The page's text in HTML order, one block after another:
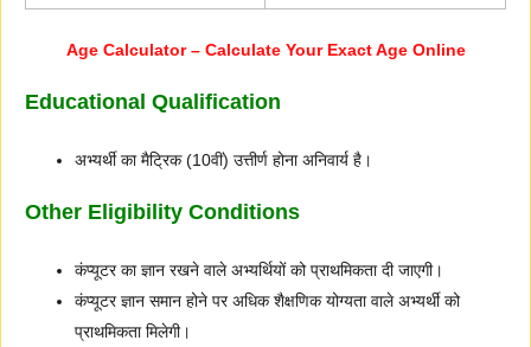
Age Calculator – Calculate Your Exact Age Online
Educational Qualification
अभ्यर्थी का मैट्रिक (10वीं) उत्तीर्ण होना अनिवार्य है।
Other Eligibility Conditions
कंप्यूटर का ज्ञान रखने वाले अभ्यर्थियों को प्राथमिकता दी जाएगी।
कंप्यूटर ज्ञान समान होने पर अधिक शैक्षणिक योग्यता वाले अभ्यर्थी को
प्राथमिकता मिलेगी।